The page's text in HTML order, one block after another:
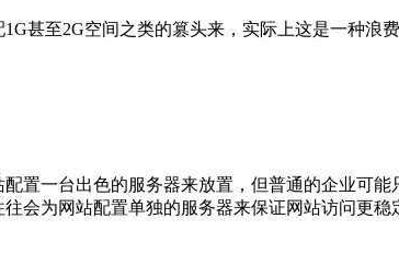
甚至2G空间之类的篡头来，实际上这是一种浪费
置一台出色的服务器来放置，但普通的企业可
会为网站配置单独的服务器来保证网站访问更